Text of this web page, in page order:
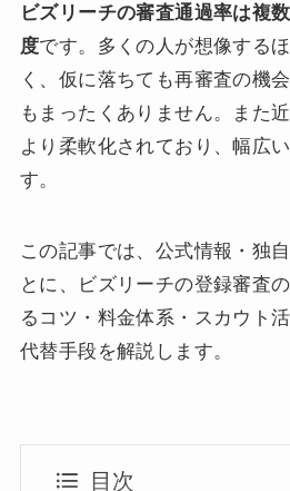
ビズリーチの審査通過率は複
度です。多くの人が想像する
く、仮に落ちても再審査の機
もまったくありません。また
より柔軟化されており、幅広
す。
この記事では、公式情報・独
とに、ビズリーチの登録審査
るコツ・料金体系・スカウト
代替手段を解説します。
目次